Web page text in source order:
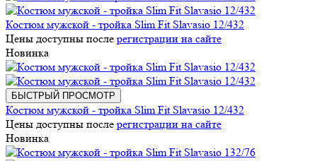
Костюм мужской - тройка Slim Fit Slavasio 12/432
Цены доступны после регистрации на сайте
Новинка
БЫСТРЫЙ ПРОСМОТР
Костюм мужской - тройка Slim Fit Slavasio 12/432
Цены доступны после регистрации на сайте
Новинка